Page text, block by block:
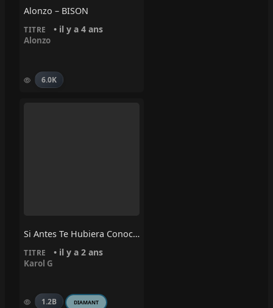
Alonzo – BISON
TITRE • il y a 4 ans
Alonzo
6.0K
Si Antes Te Hubiera Conocido – KAROL G
TITRE • il y a 2 ans
Karol G
1.2B DIAMANT